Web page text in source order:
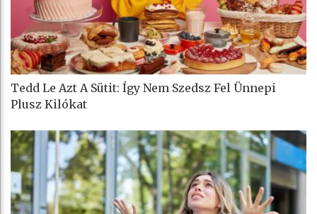
Tedd Le Azt A Sütit: Így Nem Szedsz Fel Ünnepi
Plusz Kilókat